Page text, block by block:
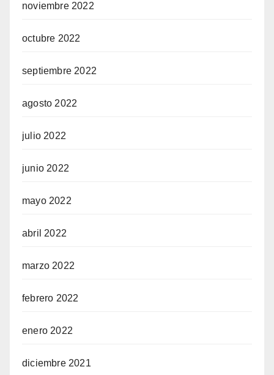
noviembre 2022
octubre 2022
septiembre 2022
agosto 2022
julio 2022
junio 2022
mayo 2022
abril 2022
marzo 2022
febrero 2022
enero 2022
diciembre 2021